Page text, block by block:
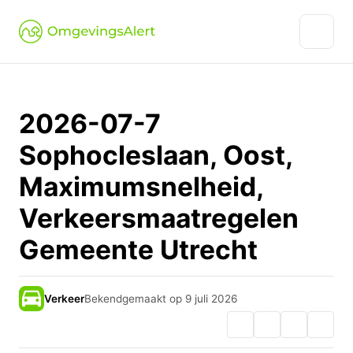
2026-07-7
Sophocleslaan, Oost,
Maximumsnelheid,
Verkeersmaatregelen
Gemeente Utrecht
VerkeerBekendgemaakt op 9 juli 2026